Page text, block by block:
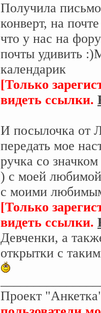
Получила
конверт, на
что у нас на
почты удивить
календарик
[Только
видеть ссылки.
И посылочка от
передать мое
ручка со
) с моей
с моими
[Только
видеть ссылки.
Девченки, а
открытки с
Проект